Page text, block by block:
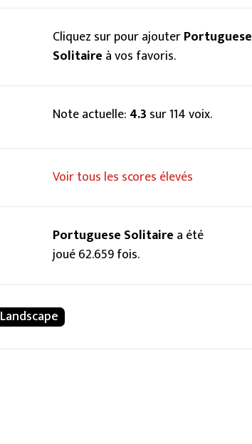
Cliquez sur pour ajouterPortuguese
Solitaire à vos favoris.
Note actuelle: 4.3 sur 114 voix.
Voir tous les scores élevés
Portuguese Solitaire a été
joué 62.659 fois.
Landscape